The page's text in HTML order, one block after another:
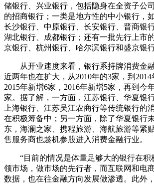
储银行、兴业银行，包括隐身在全资子公
的招商银行；一类是地方性的中小银行，
长沙银行、中原银行、长安银行、晋商银
湖北银行、成都银行；还有一批先行上市
京银行、杭州银行、哈尔滨银行和盛京银行
从开业速度来看，银行系持牌消费金
近两年也在扩大，从2010年的3家，到2014
2015年新增6家，2016年新增5家，再到今
家。据了解，一方面，江苏银行、华夏银
上海银行、江苏吴江农商行等传统银行的
在积极筹备中；另一方面，除了华夏银行
东，海澜之家、携程旅游、海航旅游等紧
售服务商也趁机参股进入消费金融行业。
“目前的情况是体量足够大的银行在积
领市场，做市场的先行者，而互联网和电
数据，也在往金融方向发展做渗透。此外